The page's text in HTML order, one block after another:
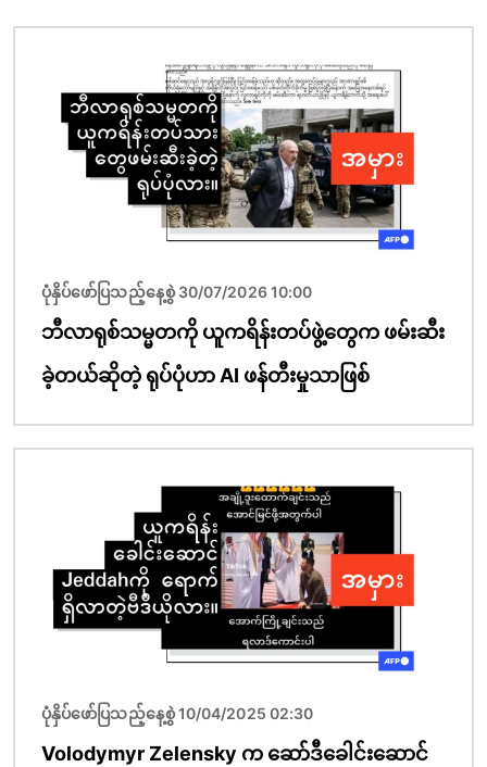
ပုံနှိပ်ဖော်ပြသည့်နေ့စွဲ 30/07/2026 10:00
ဘီလာရုစ်သမ္မတကို ယူကရိန်းတပ်ဖွဲ့တွေက ဖမ်းဆီး
ခဲ့တယ်ဆိုတဲ့ ရုပ်ပုံဟာ AI ဖန်တီးမှုသာဖြစ်
ပုံနှိပ်ဖော်ပြသည့်နေ့စွဲ 10/04/2025 02:30
Volodymyr Zelensky က ဆော်ဒီခေါင်းဆောင်